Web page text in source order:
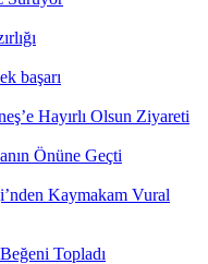
başarı
Hayırlı Olsun Ziyareti
Önüne Geçti
Kaymakam Vural
Topladı